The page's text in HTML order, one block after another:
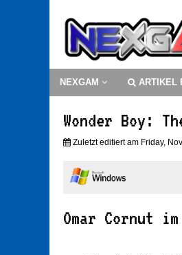
NEXGAM ARTIKEL
Wonder Boy:
Zuletzt editiert am Friday,
Omar Cornut